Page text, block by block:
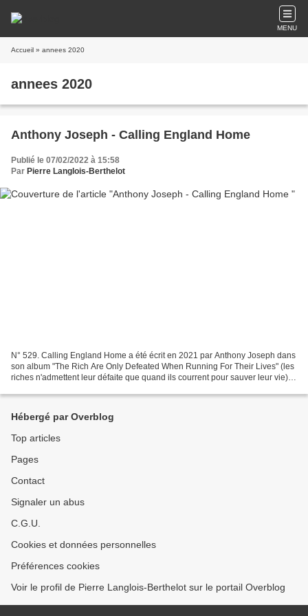
MENU
Accueil » annees 2020
annees 2020
Anthony Joseph - Calling England Home
Publié le 07/02/2022 à 15:58
Par Pierre Langlois-Berthelot
N° 529. Calling England Home a été écrit en 2021 par Anthony Joseph dans
son album "The Rich Are Only Defeated When Running For Their Lives" (les
riches n'admettent leur défaite que quand ils courrent pour sauver leur vie). Il
Hébergé par Overblog
Top articles
Pages
Contact
Signaler un abus
C.G.U.
Cookies et données personnelles
Préférences cookies
Voir le profil de Pierre Langlois-Berthelot sur le portail Overblog